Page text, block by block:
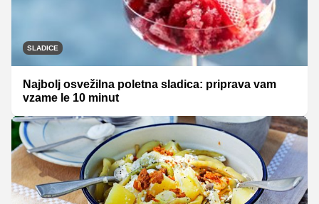
SLADICE
Najbolj osvežilna poletna sladica: priprava vam
vzame le 10 minut